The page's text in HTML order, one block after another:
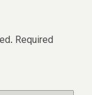
Required